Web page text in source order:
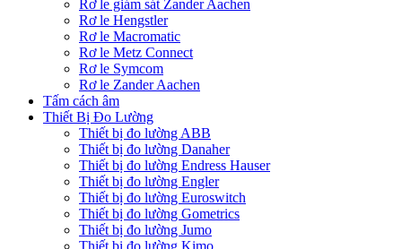
Rơ le giám sát Zander Aachen
Rơ le Hengstler
Rơ le Macromatic
Rơ le Metz Connect
Rơ le Symcom
Rơ le Zander Aachen
Tấm cách âm
Thiết Bị Đo Lường
Thiết bị đo lường ABB
Thiết bị đo lường Danaher
Thiết bị đo lường Endress Hauser
Thiết bị đo lường Engler
Thiết bị đo lường Euroswitch
Thiết bị đo lường Gometrics
Thiết bị đo lường Jumo
Thiết bị đo lường Kimo